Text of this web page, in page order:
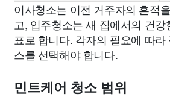
이사청소는 이전 거주자의 흔적
고, 입주청소는 새 집에서의 건
표로 합니다. 각자의 필요에 따라
스를 선택해야 합니다.
민트케어 청소 범위